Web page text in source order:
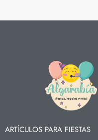
ARTÍCULOS PARA FIESTAS